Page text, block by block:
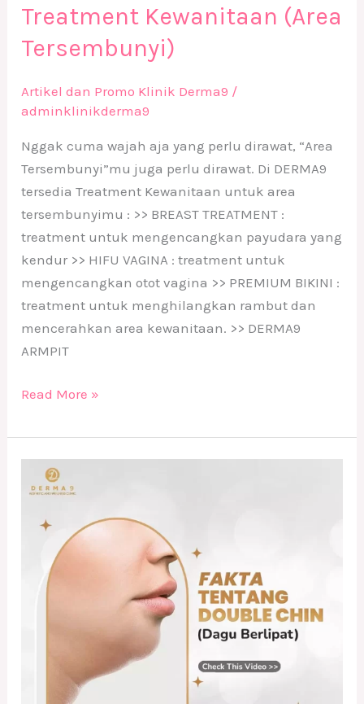
Treatment Kewanitaan (Area
Tersembunyi)
Artikel dan Promo Klinik Derma9 /
adminklinikderma9
Nggak cuma wajah aja yang perlu dirawat, “Area
Tersembunyi”mu juga perlu dirawat. Di DERMA9
tersedia Treatment Kewanitaan untuk area
tersembunyimu : >> BREAST TREATMENT :
treatment untuk mengencangkan payudara yang
kendur >> HIFU VAGINA : treatment untuk
mengencangkan otot vagina >> PREMIUM BIKINI :
treatment untuk menghilangkan rambut dan
mencerahkan area kewanitaan. >> DERMA9
ARMPIT
Read More »
Double
Chin
Insecure